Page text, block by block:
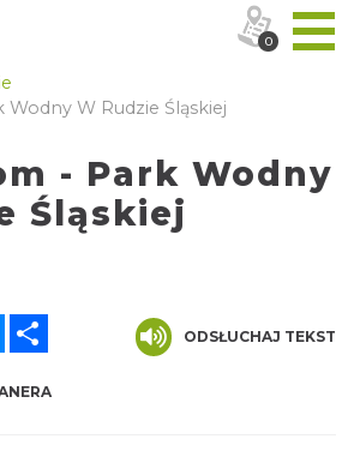
W Rudzie Śląskiej
- Park Wodny
Śląskiej
Messenger
ODSŁUCHAJ TEKST
0